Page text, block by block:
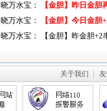
晓万水宝：
【金胆】昨日金
晓万水宝：
【金胆】今日金胆
晓万水宝：
【金胆】昨金胆
关于我们 ┊